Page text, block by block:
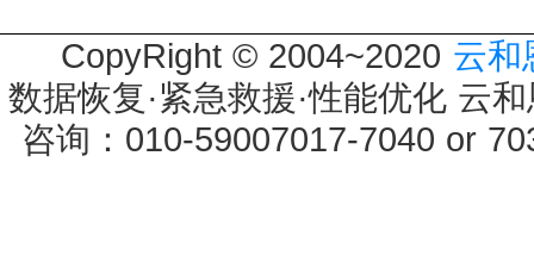
CopyRight © 2004~2020 云和
数据恢复·紧急救援·性能优化 云
咨询：010-59007017-7040 or